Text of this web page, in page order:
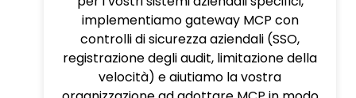
implementiamo gateway MCP con
controlli di sicurezza aziendali (SSO,
registrazione degli audit, limitazione della
velocità) e aiutiamo la vostra